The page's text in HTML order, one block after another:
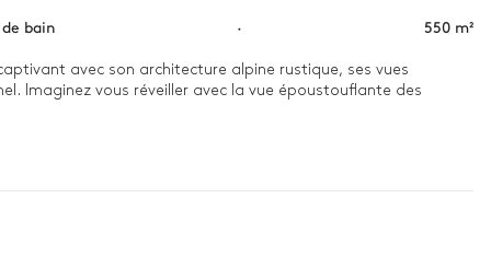
bain · 550 m²
avec son architecture alpine rustique, ses vues
Imaginez vous réveiller avec la vue époustouflante des